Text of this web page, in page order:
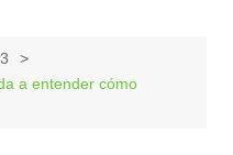
a entender cómo